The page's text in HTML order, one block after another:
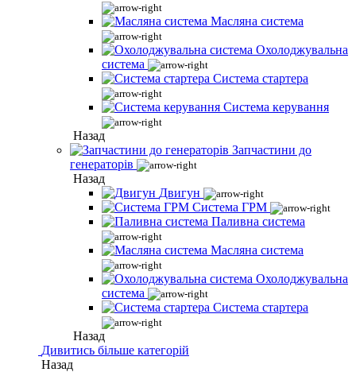
Масляна система
Охолоджувальна
система
Система стартера
Система керування
Назад
Запчастини до
генераторів
Назад
Двигун
Система ГРМ
Паливна система
Масляна система
Охолоджувальна
система
Система стартера
Назад
Дивитись більше категорій
Назад